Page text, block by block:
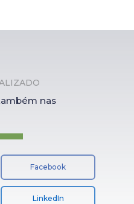
nas
Facebook
LinkedIn